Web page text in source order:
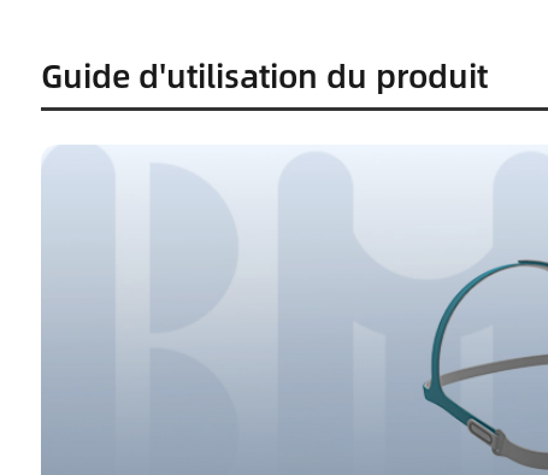
Guide d'utilisation du produit